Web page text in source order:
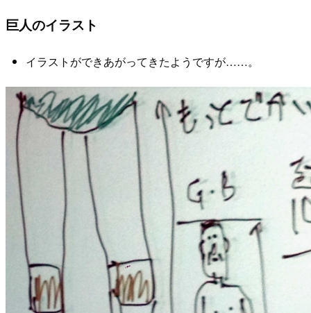
巨人のイラスト
イラストができあがってきたようですが……。